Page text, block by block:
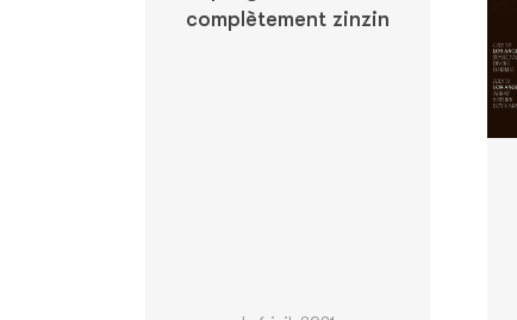
complètement zinzin